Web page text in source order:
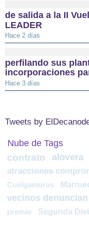
de salida a la II
LEADER
Hace 2 días
perfilando sus
incorporaciones
Hace 3 días
Tweets by
Nube de Tags
contrato alovera
atracciones
Cuelgamuros
vecinos denuncian
premio Segunda